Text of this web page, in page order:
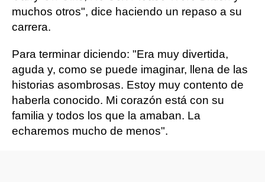
muchos otros", dice haciendo un repaso a su
carrera.
Para terminar diciendo: "Era muy divertida,
aguda y, como se puede imaginar, llena de las
historias asombrosas. Estoy muy contento de
haberla conocido. Mi corazón está con su
familia y todos los que la amaban. La
echaremos mucho de menos".